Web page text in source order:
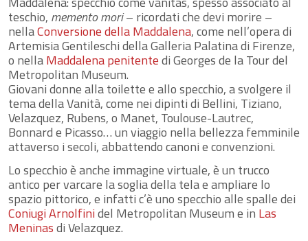
teschio, memento mori– ricordati che devi morire –
nellaConversione della Maddalena, come nell’opera di
Artemisia Gentileschi della Galleria Palatina di Firenze,
o nellaMaddalena penitentedi Georges de la Tour del
Metropolitan Museum.
Giovani donne alla toilette e allo specchio, a svolgere il
tema della Vanità, come nei dipinti di Bellini, Tiziano,
Velazquez, Rubens, o Manet, Toulouse-Lautrec,
Bonnard e Picasso… un viaggio nella bellezza femminile
attaverso i secoli, abbattendo canoni e convenzioni.
Lo specchio è anche immagine virtuale, è un trucco
antico per varcare la soglia della tela e ampliare lo
spazio pittorico, e infatti c’è uno specchio alle spalle dei
Coniugi Arnolfinidel Metropolitan Museum e in Las
Meninasdi Velazquez.